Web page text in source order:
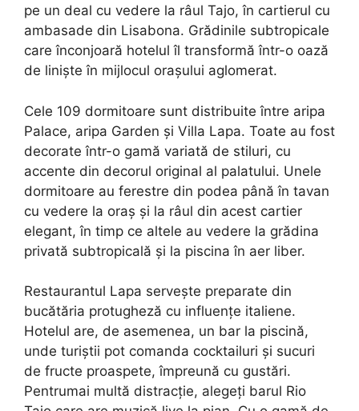
pe un deal cu vedere la râul Tajo, în cartierul cu
ambasade din Lisabona. Grădinile subtropicale
care înconjoară hotelul îl transformă într-o oază
de liniște în mijlocul orașului aglomerat.
Cele 109 dormitoare sunt distribuite între aripa
Palace, aripa Garden și Villa Lapa. Toate au fost
decorate într-o gamă variată de stiluri, cu
accente din decorul original al palatului. Unele
dormitoare au ferestre din podea până în tavan
cu vedere la oraș și la râul din acest cartier
elegant, în timp ce altele au vedere la grădina
privată subtropicală și la piscina în aer liber.
Restaurantul Lapa servește preparate din
bucătăria protugheză cu influențe italiene.
Hotelul are, de asemenea, un bar la piscină,
unde turiștii pot comanda cocktailuri și sucuri
de fructe proaspete, împreună cu gustări.
Pentrumai multă distracție, alegeți barul Rio